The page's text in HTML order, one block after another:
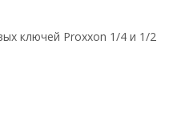
ключей Proxxon 1/4 и 1/2